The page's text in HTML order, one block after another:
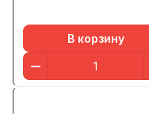
В корзину